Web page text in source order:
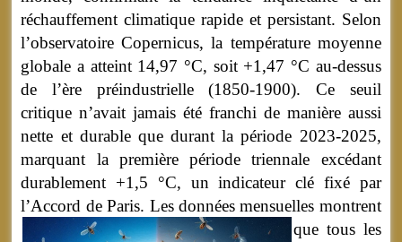
réchauffement climatique rapide et persistant. Selon
l’observatoire Copernicus, la température moyenne
globale a atteint 14,97 °C, soit +1,47 °C au-dessus
de l’ère préindustrielle (1850-1900). Ce seuil
critique n’avait jamais été franchi de manière aussi
nette et durable que durant la période 2023-2025,
marquant la première période triennale excédant
durablement +1,5 °C, un indicateur clé fixé par
l’Accord de Paris. Les données mensuelles montrent
que tous les